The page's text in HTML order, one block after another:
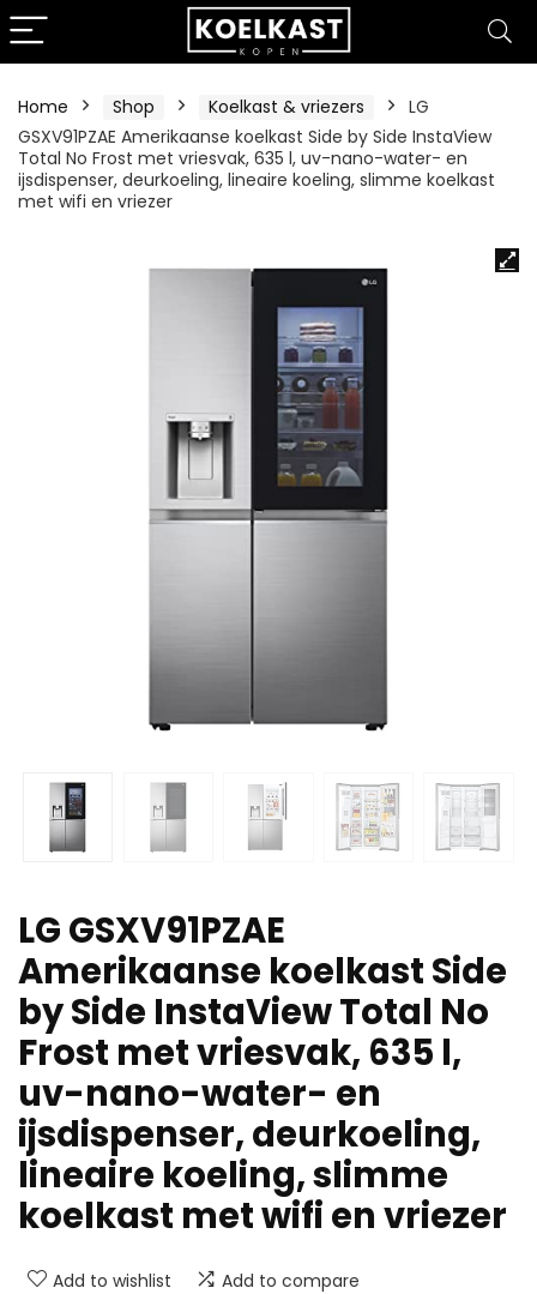
Home Shop Koelkast & vriezers
LG
GSXV91PZAE Amerikaanse koelkast Side by Side InstaView
Total No Frost met vriesvak, 635 l, uv-nano-water- en
ijsdispenser, deurkoeling, lineaire koeling, slimme koelkast
met wifi en vriezer
LG GSXV91PZAE
Amerikaanse koelkast Side
by Side InstaView Total No
Frost met vriesvak, 635 l,
uv-nano-water- en
ijsdispenser, deurkoeling,
lineaire koeling, slimme
koelkast met wifi en vriezer
Add to wishlist Add to compare